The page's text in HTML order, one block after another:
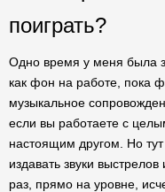
поиграть?
Одно время у меня была
как фон на работе, пока
музыкальное
если вы работаете с
настоящим другом. Но
издавать звуки
раз, прямо на уровне,